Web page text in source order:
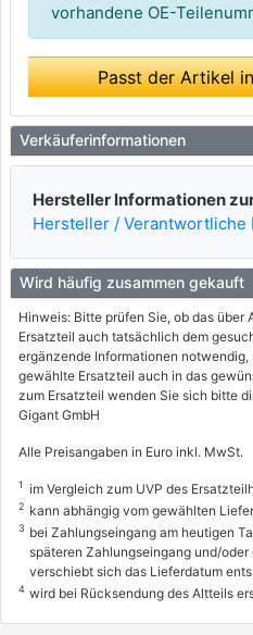
vorhandene OE-
Passt der Artikel
Verkäuferinformationen
Hersteller Informationen
Hersteller / Verantwortliche
Wird häufig zusammen gekauft
Hinweis: Bitte prüfen Sie, ob das
Ersatzteil auch tatsächlich dem
ergänzende Informationen
gewählte Ersatzteil auch in das
zum Ersatzteil wenden Sie sich bitte
Gigant GmbH
Alle Preisangaben in Euro inkl. MwSt.
1 im Vergleich zum UVP des
2 kann abhängig vom gewählten
3 bei Zahlungseingang am heutigen
späteren Zahlungseingang und/oder
verschiebt sich das Lieferdatum
4 wird bei Rücksendung des Altteils